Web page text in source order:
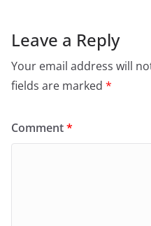
Leave a Reply
Your email address will
fields are marked *
Comment*